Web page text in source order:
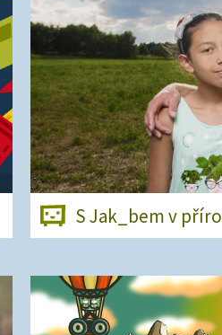
S Jak_bem v